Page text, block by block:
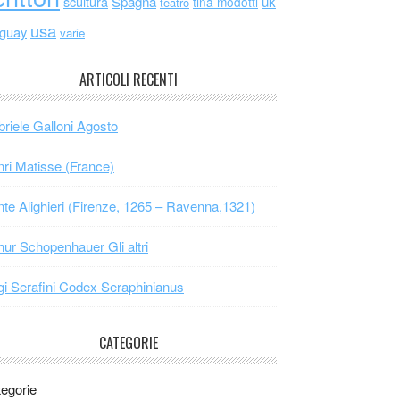
usa varie
ARTICOLI RECENTI
Galloni Agosto
Matisse (France)
Alighieri (Firenze, 1265 – Ravenna,1321)
Schopenhauer Gli altri
Serafini Codex Seraphinianus
CATEGORIE